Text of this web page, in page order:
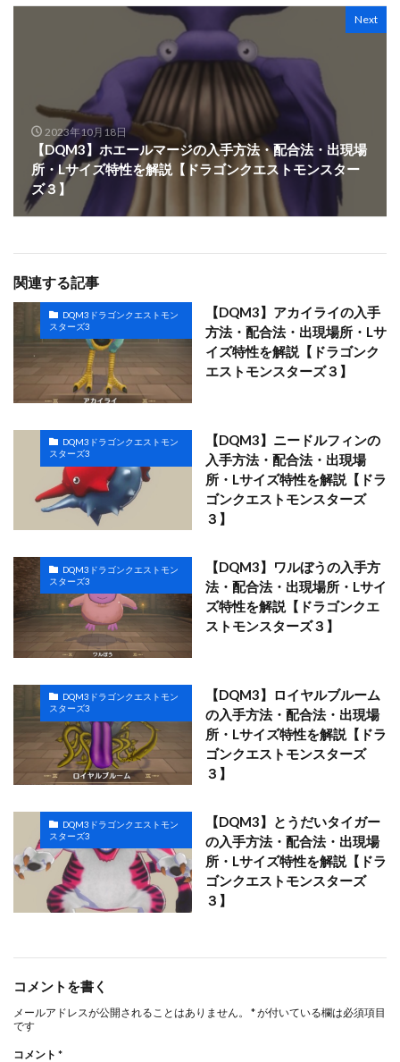
Next
2023年10月18日
【DQM3】ホエールマージの入手方法・配合法・出現場
所・Lサイズ特性を解説【ドラゴンクエストモンスター
ズ３】
関連する記事
DQM3ドラゴンクエストモン
スターズ3
【DQM3】アカイライの入手
方法・配合法・出現場所・Lサ
イズ特性を解説【ドラゴンク
エストモンスターズ３】
DQM3ドラゴンクエストモン
スターズ3
【DQM3】ニードルフィンの
入手方法・配合法・出現場
所・Lサイズ特性を解説【ドラ
ゴンクエストモンスターズ
３】
DQM3ドラゴンクエストモン
スターズ3
【DQM3】ワルぼうの入手方
法・配合法・出現場所・Lサイ
ズ特性を解説【ドラゴンクエ
ストモンスターズ３】
DQM3ドラゴンクエストモン
スターズ3
【DQM3】ロイヤルブルーム
の入手方法・配合法・出現場
所・Lサイズ特性を解説【ドラ
ゴンクエストモンスターズ
３】
DQM3ドラゴンクエストモン
スターズ3
【DQM3】とうだいタイガー
の入手方法・配合法・出現場
所・Lサイズ特性を解説【ドラ
ゴンクエストモンスターズ
３】
コメントを書く
メールアドレスが公開されることはありません。 *が付いている欄は必須項目
です
コメント *